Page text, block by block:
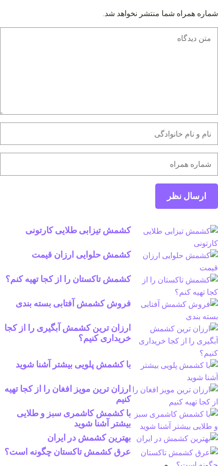
شماره همراه شما منتشر نخواهد شد.
کشمش تیزابی طلایی کارتونی
کشمش حلوایی ارزان قیمت
کشمش تاکستان را از کجا تهیه کنم؟
فروش کشمش آفتابی بسته بندی
ارزان ترین کشمش آبگیری را از کجا
خریداری کنیم؟
با کشمش پلویی بیشتر آشنا شوید
ارزان ترین مویز افغان را از کجا تهیه
کنیم
با کشمش کاشمری سبز و طلایی
بیشتر آشنا شوید
بهترین کشمش در ایران
عرق کشمش تاکستان چگونه است؟